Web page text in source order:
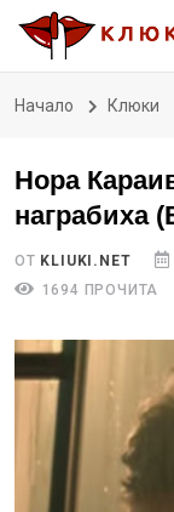
Начало Клюки
Нора
награбиха
ОТ KLIUKI.NET
1694 ПРОЧИТА